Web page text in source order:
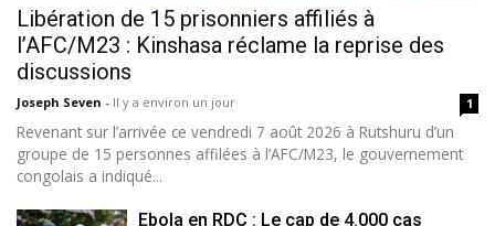
Libération de 15 prisonniers affiliés à
l’AFC/M23 : Kinshasa réclame la reprise des
discussions
Joseph Seven - Il y a environ un jour 1
Revenant sur l’arrivée ce vendredi 7 août 2026 à Rutshuru d’un
groupe de 15 personnes affilées à l’AFC/M23, le gouvernement
congolais a indiqué...
Ebola en RDC : Le cap de 4.000 cas